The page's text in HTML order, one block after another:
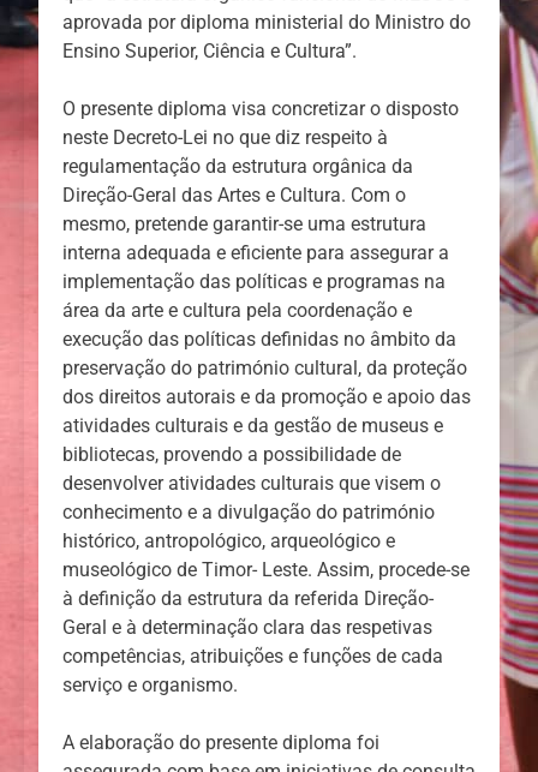
aprovada por diploma ministerial do Ministro do
Ensino Superior, Ciência e Cultura”.
O presente diploma visa concretizar o disposto
neste Decreto-Lei no que diz respeito à
regulamentação da estrutura orgânica da
Direção-Geral das Artes e Cultura. Com o
mesmo, pretende garantir-se uma estrutura
interna adequada e eficiente para assegurar a
implementação das políticas e programas na
área da arte e cultura pela coordenação e
execução das políticas definidas no âmbito da
preservação do património cultural, da proteção
dos direitos autorais e da promoção e apoio das
atividades culturais e da gestão de museus e
bibliotecas, provendo a possibilidade de
desenvolver atividades culturais que visem o
conhecimento e a divulgação do património
histórico, antropológico, arqueológico e
museológico de Timor- Leste. Assim, procede-se
à definição da estrutura da referida Direção-
Geral e à determinação clara das respetivas
competências, atribuições e funções de cada
serviço e organismo.
A elaboração do presente diploma foi